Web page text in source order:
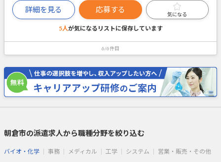
詳細を見る 応募する
気になる
5人が気になるリストに保存しています
6/6件目
朝倉市の派遣求人から職種分野を絞り込む
バイオ・化学 事務 メディカル 工学 システム 営業・販売・その他